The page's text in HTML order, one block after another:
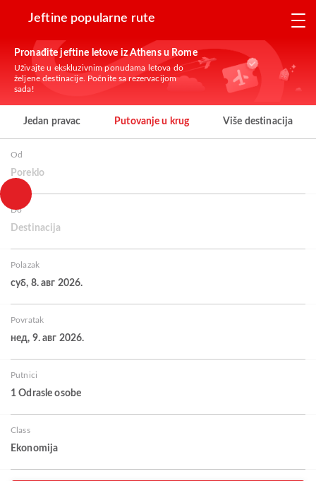
Jeftine popularne rute
Pronađite jeftine letove iz Athens u Rome
Uživajte u ekskluzivnim ponudama letova do
željene destinacije. Počnite sa rezervacijom
sada!
Jedan pravac Putovanje u krug Više destinacija
Od
Poreklo
Do
Destinacija
Polazak
суб, 8. авг 2026.
Povratak
нед, 9. авг 2026.
Putnici
1 Odrasle osobe
Class
Ekonomija